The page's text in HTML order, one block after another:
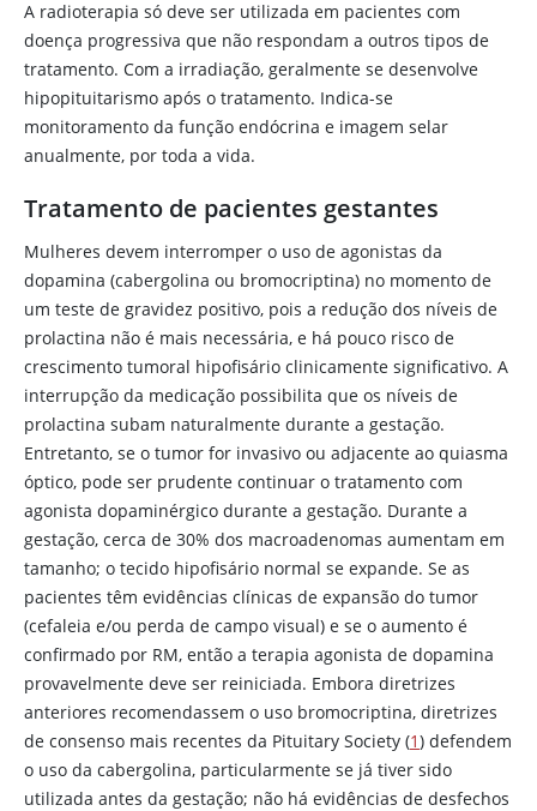
A radioterapia só deve ser utilizada em pacientes com
doença progressiva que não respondam a outros tipos de
tratamento. Com a irradiação, geralmente se desenvolve
hipopituitarismo após o tratamento. Indica-se
monitoramento da função endócrina e imagem selar
anualmente, por toda a vida.
Tratamento de pacientes gestantes
Mulheres devem interromper o uso de agonistas da
dopamina (cabergolina ou bromocriptina) no momento de
um teste de gravidez positivo, pois a redução dos níveis de
prolactina não é mais necessária, e há pouco risco de
crescimento tumoral hipofisário clinicamente significativo. A
interrupção da medicação possibilita que os níveis de
prolactina subam naturalmente durante a gestação.
Entretanto, se o tumor for invasivo ou adjacente ao quiasma
óptico, pode ser prudente continuar o tratamento com
agonista dopaminérgico durante a gestação. Durante a
gestação, cerca de 30% dos macroadenomas aumentam em
tamanho; o tecido hipofisário normal se expande. Se as
pacientes têm evidências clínicas de expansão do tumor
(cefaleia e/ou perda de campo visual) e se o aumento é
confirmado por RM, então a terapia agonista de dopamina
provavelmente deve ser reiniciada. Embora diretrizes
anteriores recomendassem o uso bromocriptina, diretrizes
de consenso mais recentes da Pituitary Society (1) defendem
o uso da cabergolina, particularmente se já tiver sido
utilizada antes da gestação; não há evidências de desfechos